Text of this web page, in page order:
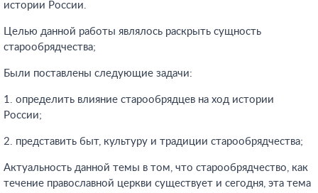
истории России.
Целью данной работы являлось раскрыть сущность
старообрядчества;
Были поставлены следующие задачи:
1. определить влияние старообрядцев на ход истории
России;
2. представить быт, культуру и традиции старообрядчества;
Актуальность данной темы в том, что старообрядчество, как
течение православной церкви существует и сегодня, эта тема